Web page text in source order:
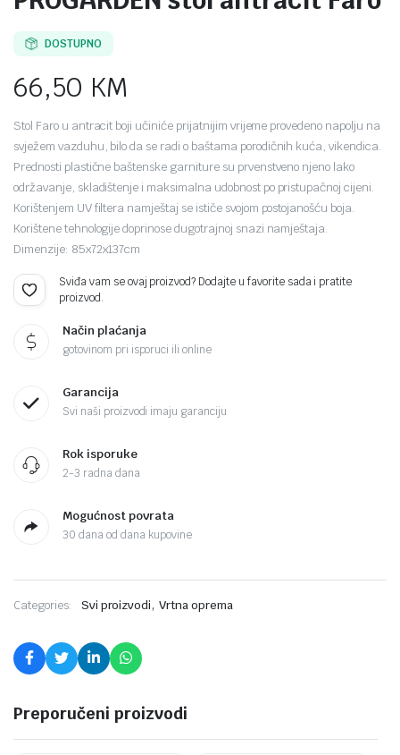
DOSTUPNO
66,50 KM
Stol Faro u antracit boji učiniće prijatnijim vrijeme provedeno napolju na
svježem vazduhu, bilo da se radi o baštama porodičnih kuća, vikendica.
Prednosti plastične baštenske garniture su prvenstveno njeno lako
održavanje, skladištenje i maksimalna udobnost po pristupačnoj cijeni.
Korištenjem UV filtera namještaj se ističe svojom postojanošću boja.
Korištene tehnologije doprinose dugotrajnoj snazi namještaja.
Dimenzije: 85x72x137cm
Sviđa vam se ovaj proizvod? Dodajte u favorite sada i pratite
proizvod.
Način plaćanja
gotovinom pri isporuci ili online
Garancija
Svi naši proizvodi imaju garanciju
Rok isporuke
2-3 radna dana
Mogućnost povrata
30 dana od dana kupovine
Categories: Svi proizvodi,Vrtna oprema
Preporučeni proizvodi